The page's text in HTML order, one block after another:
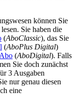
können Sie
Sie haben die
(AboClassic), das Sie
(AboPlus Digital)
(AboDigital). Falls
Sie doch zunächst
3 Ausgaben
nur genau diesen
eine